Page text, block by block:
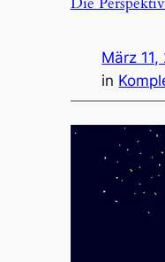
März
in